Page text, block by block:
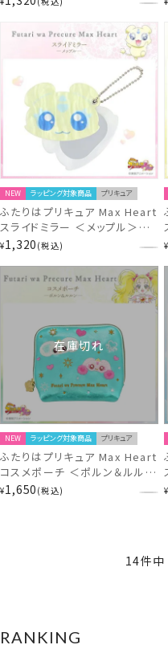
NEW ラッピング対象商品 プリキュア
ふたりはプリキュア Max Heart
スライドミラー ＜メップル＞
PR21408
¥1,320 税込 ¥
在庫切れ
NEW ラッピング対象商品 プリキュア
ふたりはプリキュア Max Heart
コスメポーチ ＜ポルン＆ルルン
＞ PR21418
¥1,650 税込 ¥
14件中
RANKING